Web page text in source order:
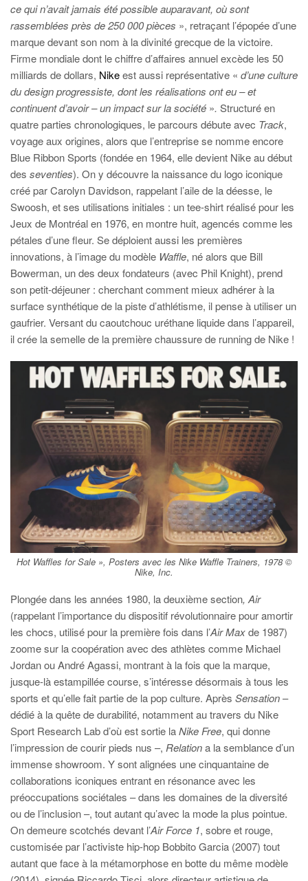
ce qui n’avait jamais été possible auparavant, où sont
rassemblées près de 250 000 pièces », retraçant l’épopée d’une
marque devant son nom à la divinité grecque de la victoire.
Firme mondiale dont le chiffre d’affaires annuel excède les 50
milliards de dollars, Nikeest aussi représentative « d’une culture
du design progressiste, dont les réalisations ont eu – et
continuent d’avoir – un impact sur la société ». Structuré en
quatre parties chronologiques, le parcours débute avec Track,
voyage aux origines, alors que l’entreprise se nomme encore
Blue Ribbon Sports (fondée en 1964, elle devient Nike au début
des seventies). On y découvre la naissance du logo iconique
créé par Carolyn Davidson, rappelant l’aile de la déesse, le
Swoosh, et ses utilisations initiales : un tee-shirt réalisé pour les
Jeux de Montréal en 1976, en montre huit, agencés comme les
pétales d’une fleur. Se déploient aussi les premières
innovations, à l’image du modèle Waffle, né alors que Bill
Bowerman, un des deux fondateurs (avec Phil Knight), prend
son petit-déjeuner : cherchant comment mieux adhérer à la
surface synthétique de la piste d’athlétisme, il pense à utiliser un
gaufrier. Versant du caoutchouc uréthane liquide dans l’appareil,
il crée la semelle de la première chaussure de running de Nike !
Hot Waffles for Sale », Posters avec les Nike Waffle Trainers, 1978 ©
Nike, Inc.
Plongée dans les années 1980, la deuxième section, Air
(rappelant l’importance du dispositif révolutionnaire pour amortir
les chocs, utilisé pour la première fois dans l’Air Maxde 1987)
zoome sur la coopération avec des athlètes comme Michael
Jordan ou André Agassi, montrant à la fois que la marque,
jusque-là estampillée course, s’intéresse désormais à tous les
sports et qu’elle fait partie de la pop culture. Après Sensation–
dédié à la quête de durabilité, notamment au travers du Nike
Sport Research Lab d’où est sortie laNike Free, qui donne
l’impression de courir pieds nus –, Relationa la semblance d’un
immense showroom. Y sont alignées une cinquantaine de
collaborations iconiques entrant en résonance avec les
préoccupations sociétales – dans les domaines de la diversité
ou de l’inclusion –, tout autant qu’avec la mode la plus pointue.
On demeure scotchés devant l’Air Force 1, sobre et rouge,
customisée par l’activiste hip-hop Bobbito Garcia (2007) tout
autant que face à la métamorphose en botte du même modèle